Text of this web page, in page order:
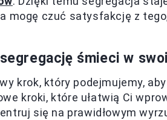
mogę czuć satysfakcję z
śmieci w
krok, który podejmujemy,
kroki, które ułatwią Ci
się na prawidłowym